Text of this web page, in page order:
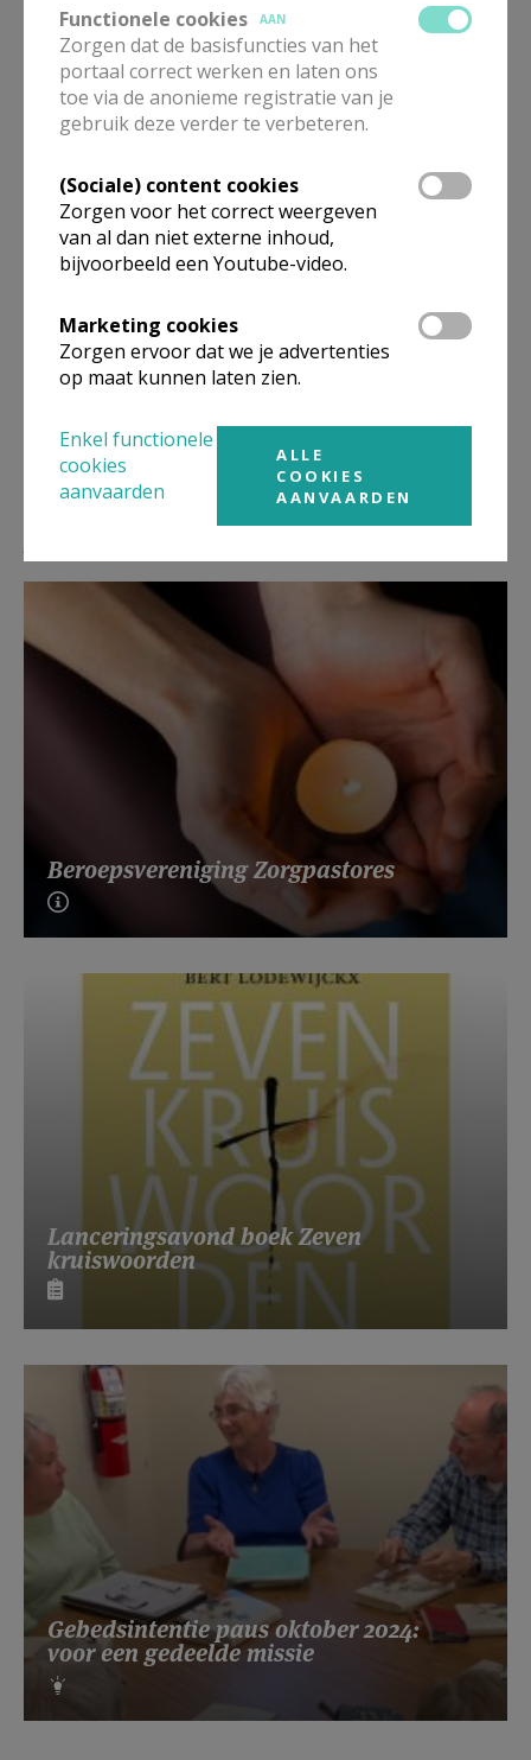
aanvullen en een passwoord moet kiezen voor het
lezen van de digitale krant.
Beroepsvereniging Zorgpastores
Lanceringsavond boek Zeven
kruiswoorden
Gebedsintentie paus oktober 2024:
voor een gedeelde missie
Functionele cookies
AAN
Zorgen dat de basisfuncties van het
portaal correct werken en laten ons
toe via de anonieme registratie van je
gebruik deze verder te verbeteren.
(Sociale) content cookies
Zorgen voor het correct weergeven
van al dan niet externe inhoud,
bijvoorbeeld een Youtube-video.
Marketing cookies
Zorgen ervoor dat we je advertenties
op maat kunnen laten zien.
Enkel functionele
cookies
aanvaarden
ALLE
COOKIES
AANVAARDEN